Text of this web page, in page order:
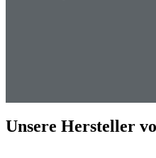
Unsere Hersteller